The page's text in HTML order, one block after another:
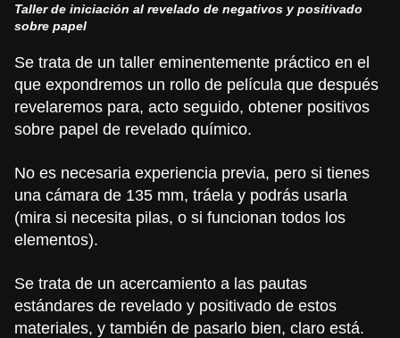
Taller de iniciación al revelado de negativos y positivado
sobre papel
Se trata de un taller eminentemente práctico en el
que expondremos un rollo de película que después
revelaremos para, acto seguido, obtener positivos
sobre papel de revelado químico.
No es necesaria experiencia previa, pero si tienes
una cámara de 135 mm, tráela y podrás usarla
(mira si necesita pilas, o si funcionan todos los
elementos).
Se trata de un acercamiento a las pautas
estándares de revelado y positivado de estos
materiales, y también de pasarlo bien, claro está.